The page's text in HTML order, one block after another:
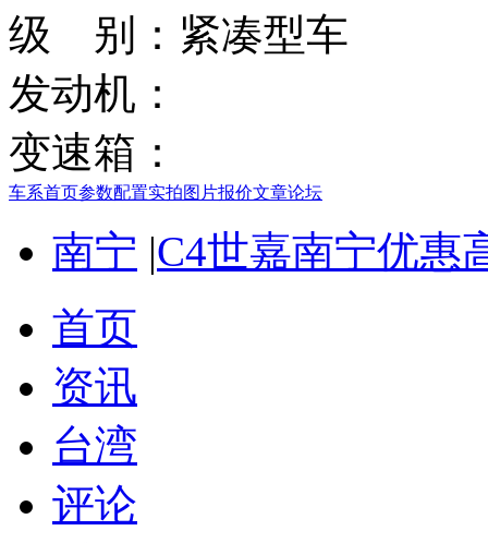
级 别： 紧凑型车
发动机：
变速箱：
车系首页参数配置实拍图片报价文章论坛
南宁 |C4世嘉南宁优惠
首页
资讯
台湾
评论